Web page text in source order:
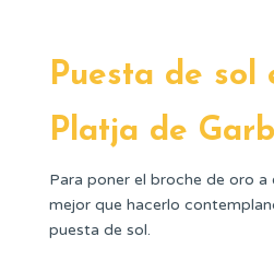
Puesta de sol
Platja de
Para poner el broche de oro a
mejor que hacerlo
puesta de sol.